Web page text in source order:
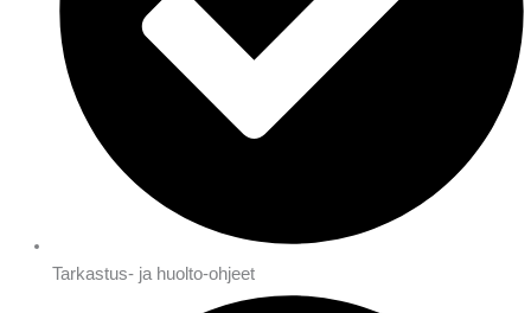
Tarkastus- ja huolto-ohjeet